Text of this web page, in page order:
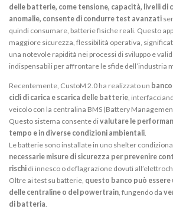
delle batterie, come tensione, capacità, livelli di
anomalie, consente di condurre test avanzati
quindi consumare, batterie fisiche reali. Questo
maggiore sicurezza, flessibilità operativa,
una notevole rapidità nei processi di sviluppo e
indispensabili per affrontare le sfide dell’industria
Recentemente, CustoM 2.0 ha realizzato un
cicli di carica e scarica delle batterie ,
veicolo con la centralina BMS (Battery
Questo sistema consente divalutare le
tempo e in diverse condizioni ambientali
Le batterie sono installate in uno shelter
necessarie misure di sicurezza per prevenire
rischi di innesco o deflagrazione dovuti
Oltre ai test su batterie, questo banco può
delle centraline o del powertrain , fungendo da
di batteria